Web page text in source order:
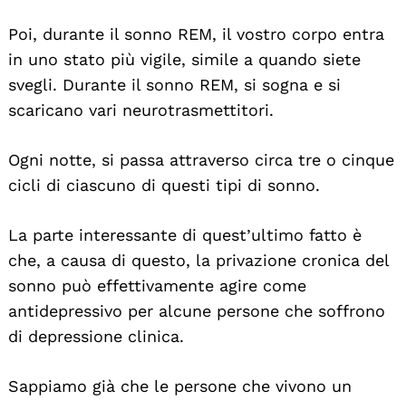
Poi, durante il sonno REM, il vostro corpo entra
in uno stato più vigile, simile a quando siete
svegli. Durante il sonno REM, si sogna e si
scaricano vari neurotrasmettitori.
Ogni notte, si passa attraverso circa tre o cinque
cicli di ciascuno di questi tipi di sonno.
La parte interessante di quest’ultimo fatto è
che, a causa di questo, la privazione cronica del
sonno può effettivamente agire come
antidepressivo per alcune persone che soffrono
di depressione clinica.
Sappiamo già che le persone che vivono un